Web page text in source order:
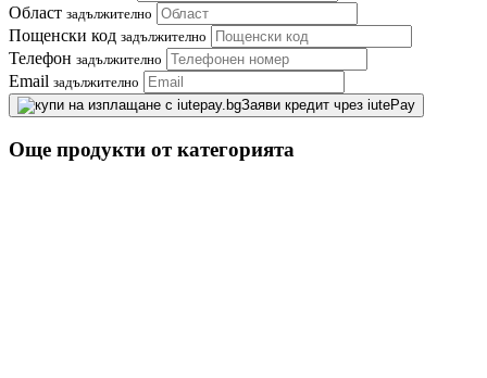
Област задължително
Пощенски код задължително
Телефон задължително
Email задължително
Заяви кредит чрез iutePay
Още продукти от категорията